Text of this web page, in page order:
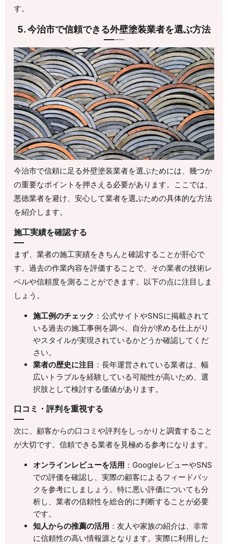
す。
5. 今治市で信頼できる外壁塗装業者を選ぶ方法
今治市で信頼に足る外壁塗装業者を選ぶためには、幾つか
の重要なポイントを押さえる必要があります。ここでは、
悪徳業者を避け、安心して業者を選ぶための具体的な方法
を紹介します。
施工実績を確認する
まず、業者の施工実績をきちんと確認することが肝心で
す。過去の作業内容を評価することで、その業者の技術レ
ベルや信頼度を測ることができます。以下の点に注目しま
しょう。
施工例のチェック ：公式サイトやSNSに掲載されて
いる過去の施工事例を調べ、自分が求める仕上がり
やスタイルが実現されているかどうか確認してくだ
さい。
業者の歴史に注目 ：長年運営されている業者は、幅
広いトラブルを経験している可能性が高いため、選
択肢として検討する価値があります。
口コミ・評判を重視する
次に、顧客からの口コミや評判をしっかりと調査すること
が大切です。信頼できる業者を見極める参考になります。
オンラインレビューを活用 ：GoogleレビューやSNS
での評価を確認し、実際の顧客によるフィードバッ
クを参考にしましょう。特に悪い評価についても分
析し、業者の信頼性を総合的に判断することが必要
です。
知人からの推薦の活用 ：友人や家族の紹介は、非常
に信頼性の高い情報源となります。実際に利用した